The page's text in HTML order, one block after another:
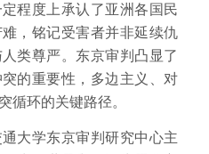
程度上承认了亚洲各国民
，铭记受害者并非延续仇
类尊严。东京审判凸显了
的重要性，多边主义、对
循环的关键路径。
大学东京审判研究中心主